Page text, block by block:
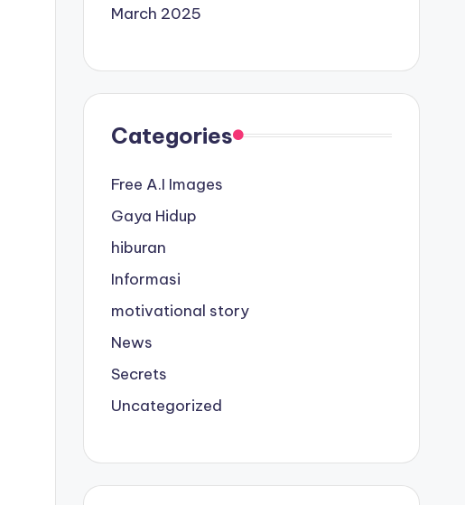
March 2025
Categories
Free A.I Images
Gaya Hidup
hiburan
Informasi
motivational story
News
Secrets
Uncategorized